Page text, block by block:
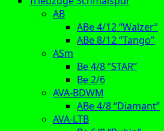
AB
ABe 4/12 “Walzer”
ABe 8/12 “Tango”
ASm
Be 4/8 “STAR”
Be 2/6
AVA-BDWM
ABe 4/8 “Diamant”
AVA-LTB